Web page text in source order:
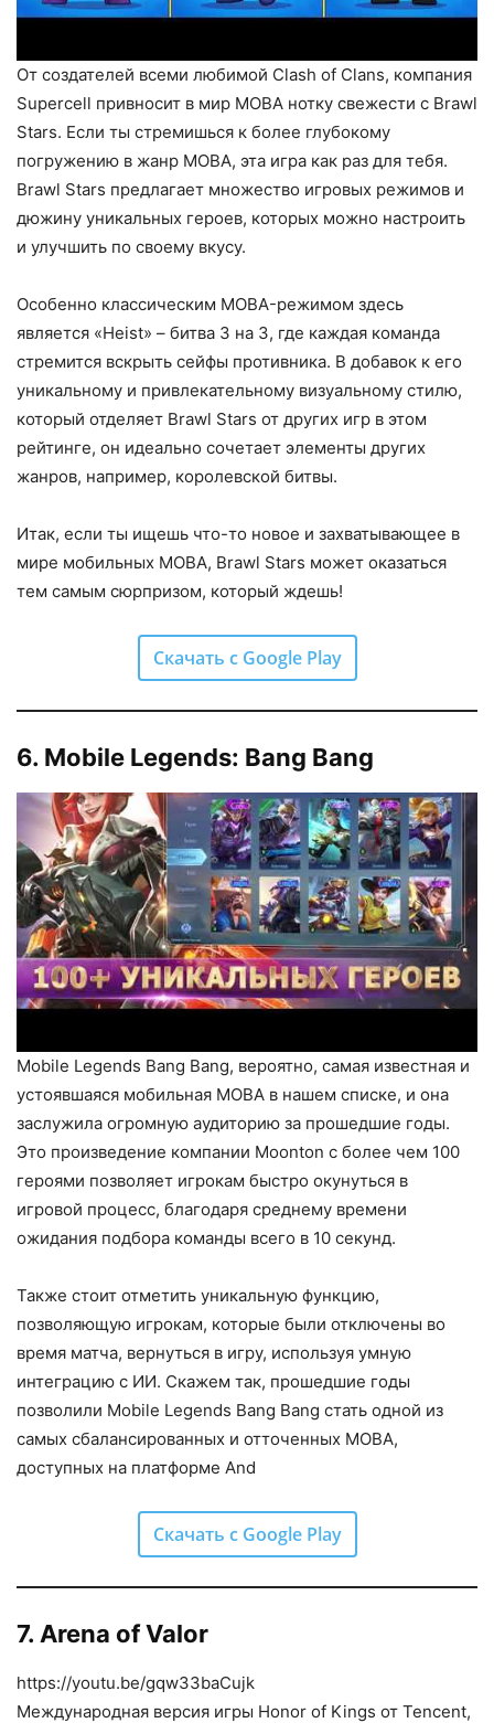
От создателей всеми любимой Clash of Clans, компания
Supercell привносит в мир MOBA нотку свежести с Brawl
Stars. Если ты стремишься к более глубокому
погружению в жанр MOBA, эта игра как раз для тебя.
Brawl Stars предлагает множество игровых режимов и
дюжину уникальных героев, которых можно настроить
и улучшить по своему вкусу.
Особенно классическим MOBA-режимом здесь
является «Heist» – битва 3 на 3, где каждая команда
стремится вскрыть сейфы противника. В добавок к его
уникальному и привлекательному визуальному стилю,
который отделяет Brawl Stars от других игр в этом
рейтинге, он идеально сочетает элементы других
жанров, например, королевской битвы.
Итак, если ты ищешь что-то новое и захватывающее в
мире мобильных MOBA, Brawl Stars может оказаться
тем самым сюрпризом, который ждешь!
Скачать с Google Play
6. Mobile Legends: Bang Bang
Mobile Legends Bang Bang, вероятно, самая известная и
устоявшаяся мобильная MOBA в нашем списке, и она
заслужила огромную аудиторию за прошедшие годы.
Это произведение компании Moonton с более чем 100
героями позволяет игрокам быстро окунуться в
игровой процесс, благодаря среднему времени
ожидания подбора команды всего в 10 секунд.
Также стоит отметить уникальную функцию,
позволяющую игрокам, которые были отключены во
время матча, вернуться в игру, используя умную
интеграцию с ИИ. Скажем так, прошедшие годы
позволили Mobile Legends Bang Bang стать одной из
самых сбалансированных и отточенных MOBA,
доступных на платформе And
Скачать с Google Play
7. Arena of Valor
https://youtu.be/gqw33baCujk
Международная версия игры Honor of Kings от Tencent,